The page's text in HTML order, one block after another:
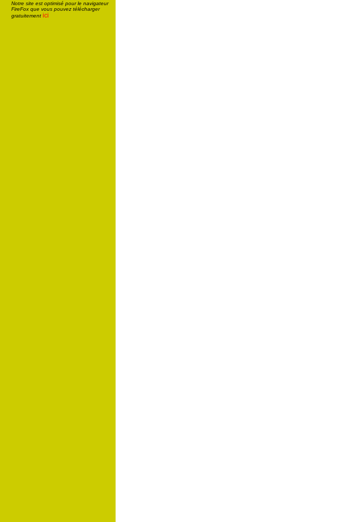
Notre site est optimisé pour le navigateur
FireFox que vous pouvez télécharger
gratuitement ici